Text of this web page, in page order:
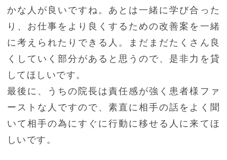
かな人が良いですね。あとは一緒に学び合った
り、お仕事をより良くするための改善案を一緒
に考えられたりできる人。まだまだたくさん良
くしていく部分があると思うので、是非力を貸
してほしいです。
最後に、うちの院長は責任感が強く患者様ファ
ーストな人ですので、素直に相手の話をよく聞
いて相手の為にすぐに行動に移せる人に来てほ
しいです。